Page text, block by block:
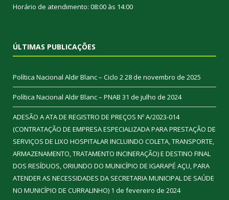
Horário de atendimento: 08:00 às 14:00
ÚLTIMAS PUBLICAÇÕES
Política Nacional Aldir Blanc – Ciclo 228 de novembro de 2025
Política Nacional Aldir Blanc – PNAB 31 de julho de 2024
ADESÃO A ATA DE REGISTRO DE PREÇOS Nº A/2023-014
(CONTRATAÇÃO DE EMPRESA ESPECIALIZADA PARA PRESTAÇÃO DE
SERVIÇOS DE LIXO HOSPITALAR INCLUINDO COLETA, TRANSPORTE,
ARMAZENAMENTO, TRATAMENTO INCINERAÇÃO) E DESTINO FINAL
DOS RESÍDUOS, ORIUNDO DO MUNICÍPIO DE IGARAPÉ AÇU, PARA
ATENDER AS NECESSIDADES DA SECRETARIA MUNICIPAL DE SAÚDE
NO MUNICÍPIO DE CURRALINHO) 1 de fevereiro de 2024